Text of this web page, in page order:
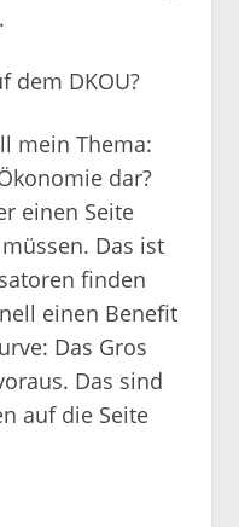
dem DKOU?
mein Thema:
dar?
einen Seite
Das ist
finden
einen Benefit
Das Gros
Das sind
auf die Seite